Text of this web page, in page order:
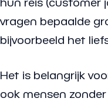
vragen bepaalde
bijvoorbeeld het
Het is belangrijk
ook mensen